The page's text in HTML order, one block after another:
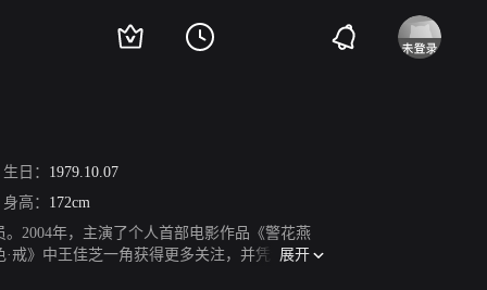
生日： 1979.10.07
身高： 172cm
2004年，主演了个人首部电影作品《警花燕
戒》中王佳芝一角获得更多关注，并凭该片夺
展开